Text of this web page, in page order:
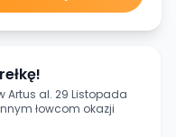
Artus al. 29 Listopada
łowcom okazji